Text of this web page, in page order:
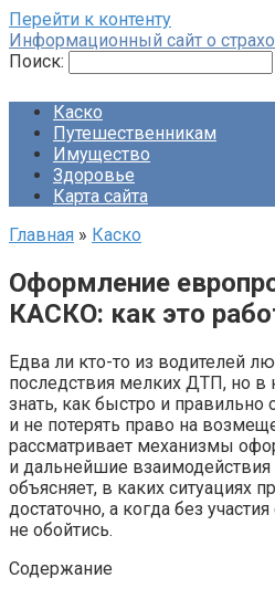
Перейти к контенту
Информационный сайт о
Поиск:
Каско
Путешественникам
Имущество
Здоровье
Карта сайта
Главная » Каско
Оформление
КАСКО: как это
Едва ли кто-то из водителей
последствия мелких ДТП, но в
знать, как быстро и
и не потерять право на
рассматривает механизмы
и дальнейшие
объясняет, в каких ситуациях
достаточно, а когда без
не обойтись.
Содержание